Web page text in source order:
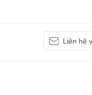
Liên hệ